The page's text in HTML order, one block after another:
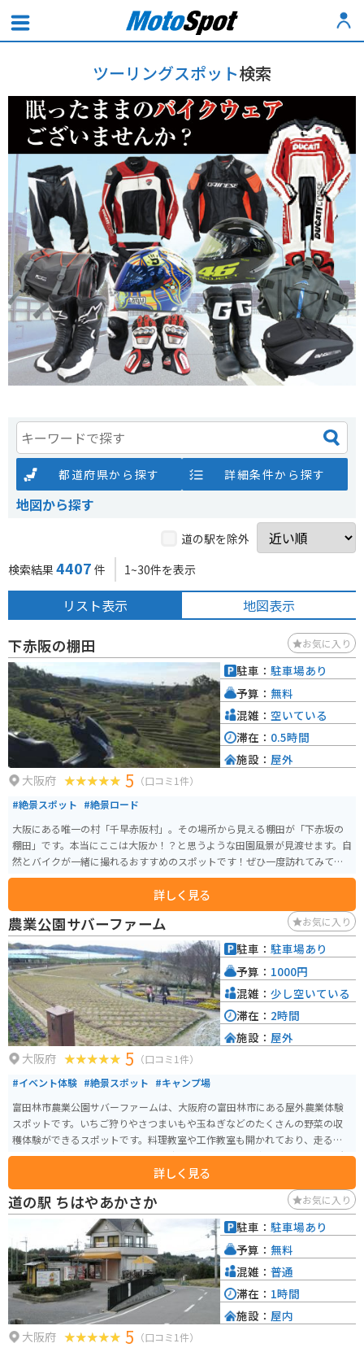
ツーリングスポット検索
都道府県から探す 詳細条件から探す
地図から探す
道の駅を除外
検索結果 4407 件 1~30件を表示
リスト表示 地図表示
下赤阪の棚田 お気に入り
大阪府 5 （口コミ1件）
#絶景スポット #絶景ロード
大阪にある唯一の村「千早赤阪村」。その場所から見える棚田が「下赤坂の
棚田」です。本当にここは大阪か！？と思うような田園風景が見渡せます。自
然とバイクが一緒に撮れるおすすめのスポットです！ぜひ一度訪れてみてく
ださい！
詳しく見る
駐車： 駐車場あり
予算： 無料
混雑： 空いている
滞在： 0.5時間
施設： 屋外
農業公園サバーファーム お気に入り
大阪府 5 （口コミ1件）
#イベント体験 #絶景スポット #キャンプ場
富田林市農業公園サバーファームは、大阪府の富田林市にある屋外農業体験
スポットです。いちご狩りやさつまいもや玉ねぎなどのたくさんの野菜の収
穫体験ができるスポットです。料理教室や工作教室も開かれており、走るだ
けでなく、何か訪れたところの思い出を作りたいと言う方にオススメの場所
詳しく見る
駐車： 駐車場あり
予算： 1000円
混雑： 少し空いている
滞在： 2時間
施設： 屋外
道の駅 ちはやあかさか お気に入り
大阪府 5 （口コミ1件）
駐車： 駐車場あり
予算： 無料
混雑： 普通
滞在： 1時間
施設： 屋内